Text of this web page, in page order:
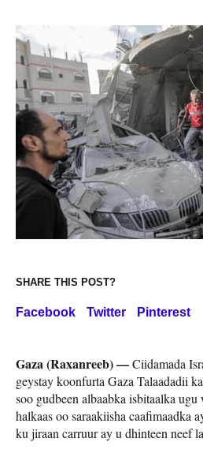
SHARE THIS POST?
Facebook Twitter Pinterest
Gaza (Raxanreeb) —Ciidamada
geystay koonfurta Gaza Talaadadii
soo gudbeen albaabka isbitaalka
halkaas oo saraakiisha caafimaadka
ku jiraan carruur ay u dhinteen neef